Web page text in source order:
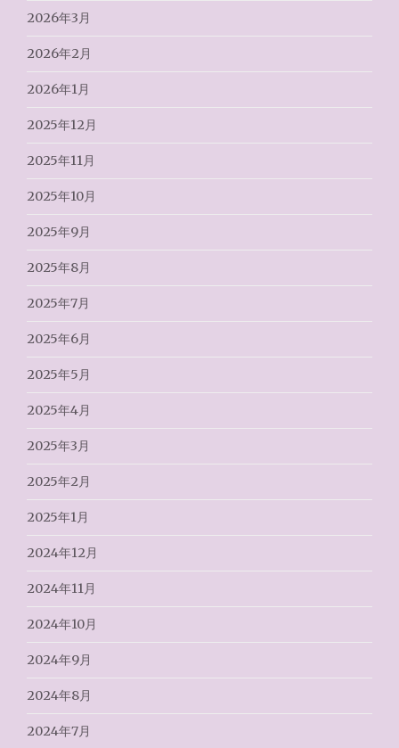
2026年3月
2026年2月
2026年1月
2025年12月
2025年11月
2025年10月
2025年9月
2025年8月
2025年7月
2025年6月
2025年5月
2025年4月
2025年3月
2025年2月
2025年1月
2024年12月
2024年11月
2024年10月
2024年9月
2024年8月
2024年7月